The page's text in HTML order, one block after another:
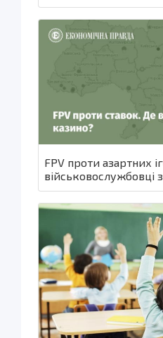
FPV проти азартних
військовослужбовці